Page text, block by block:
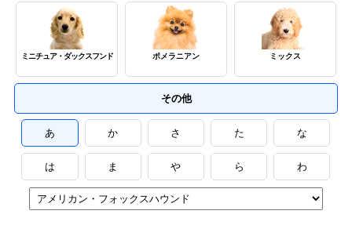
ミニチュア・ダックスフンド ポメラニアン ミックス
その他
あ か さ た な
は ま や ら わ